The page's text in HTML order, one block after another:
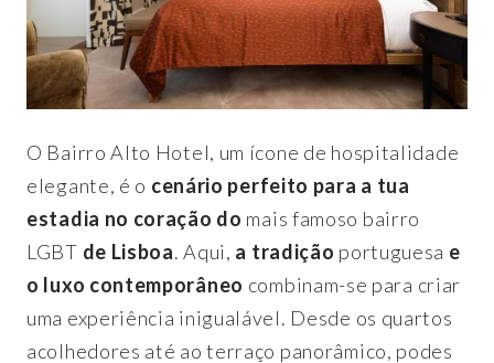
O Bairro Alto Hotel, um ícone de hospitalidade
elegante, é o cenário perfeito para a tua
estadia no coração do mais famoso bairro
LGBT de Lisboa. Aqui, a tradição portuguesa e
o luxo contemporâneo combinam-se para criar
uma experiência inigualável. Desde os quartos
acolhedores até ao terraço panorâmico, podes